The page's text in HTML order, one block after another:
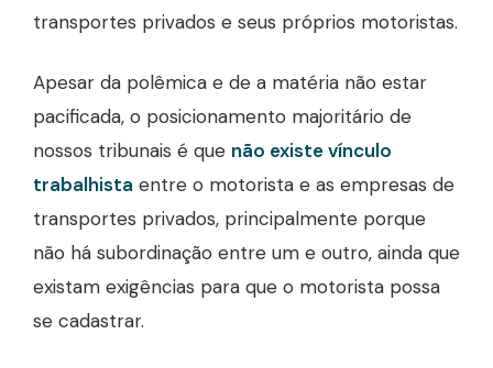
transportes privados e seus próprios motoristas.
Apesar da polêmica e de a matéria não estar
pacificada, o posicionamento majoritário de
nossos tribunais é que não existe vínculo
trabalhista entre o motorista e as empresas de
transportes privados, principalmente porque
não há subordinação entre um e outro, ainda que
existam exigências para que o motorista possa
se cadastrar.